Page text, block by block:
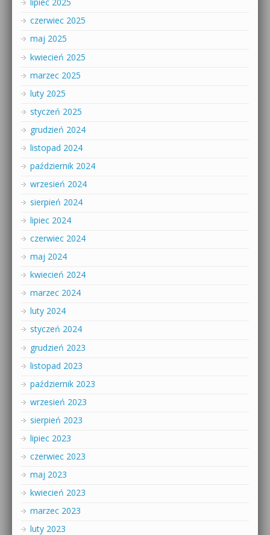
lipiec 2025
czerwiec 2025
maj 2025
kwiecień 2025
marzec 2025
luty 2025
styczeń 2025
grudzień 2024
listopad 2024
październik 2024
wrzesień 2024
sierpień 2024
lipiec 2024
czerwiec 2024
maj 2024
kwiecień 2024
marzec 2024
luty 2024
styczeń 2024
grudzień 2023
listopad 2023
październik 2023
wrzesień 2023
sierpień 2023
lipiec 2023
czerwiec 2023
maj 2023
kwiecień 2023
marzec 2023
luty 2023